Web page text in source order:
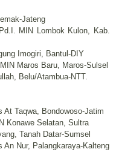
Jateng
MIN Lombok Kulon, Kab.
Imogiri, Bantul-DIY
Maros Baru, Maros-Sulsel
Belu/Atambua-NTT.
Taqwa, Bondowoso-Jatim
Konawe Selatan, Sultra
Tanah Datar-Sumsel
An Nur, Palangkaraya-Kalteng